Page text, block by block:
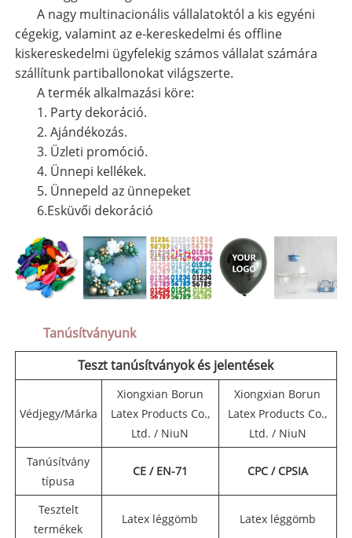
A nagy multinacionális vállalatoktól a kis egyéni
cégekig, valamint az e-kereskedelmi és offline
kiskereskedelmi ügyfelekig számos vállalat számára
szállítunk partiballonokat világszerte.
A termék alkalmazási köre:
1. Party dekoráció.
2. Ajándékozás.
3. Üzleti promóció.
4. Ünnepi kellékek.
5. Ünnepeld az ünnepeket
6.Esküvői dekoráció
Tanúsítványunk
Teszt tanúsítványok és jelentések
Védjegy/Márka
Xiongxian Borun
Latex Products Co.,
Ltd. / NiuN
Xiongxian Borun
Latex Products Co.,
Ltd. / NiuN
Tanúsítvány
típusa
CE / EN-71 CPC / CPSIA
Tesztelt
termékek
Latex léggömb Latex léggömb